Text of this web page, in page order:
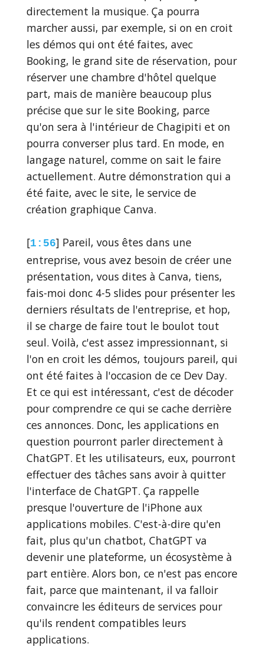
directement la musique. Ça pourra
marcher aussi, par exemple, si on en croit
les démos qui ont été faites, avec
Booking, le grand site de réservation, pour
réserver une chambre d'hôtel quelque
part, mais de manière beaucoup plus
précise que sur le site Booking, parce
qu'on sera à l'intérieur de Chagipiti et on
pourra converser plus tard. En mode, en
langage naturel, comme on sait le faire
actuellement. Autre démonstration qui a
été faite, avec le site, le service de
création graphique Canva.
[1:56] Pareil, vous êtes dans une
entreprise, vous avez besoin de créer une
présentation, vous dites à Canva, tiens,
fais-moi donc 4-5 slides pour présenter les
derniers résultats de l'entreprise, et hop,
il se charge de faire tout le boulot tout
seul. Voilà, c'est assez impressionnant, si
l'on en croit les démos, toujours pareil, qui
ont été faites à l'occasion de ce Dev Day.
Et ce qui est intéressant, c'est de décoder
pour comprendre ce qui se cache derrière
ces annonces. Donc, les applications en
question pourront parler directement à
ChatGPT. Et les utilisateurs, eux, pourront
effectuer des tâches sans avoir à quitter
l'interface de ChatGPT. Ça rappelle
presque l'ouverture de l'iPhone aux
applications mobiles. C'est-à-dire qu'en
fait, plus qu'un chatbot, ChatGPT va
devenir une plateforme, un écosystème à
part entière. Alors bon, ce n'est pas encore
fait, parce que maintenant, il va falloir
convaincre les éditeurs de services pour
qu'ils rendent compatibles leurs
applications.